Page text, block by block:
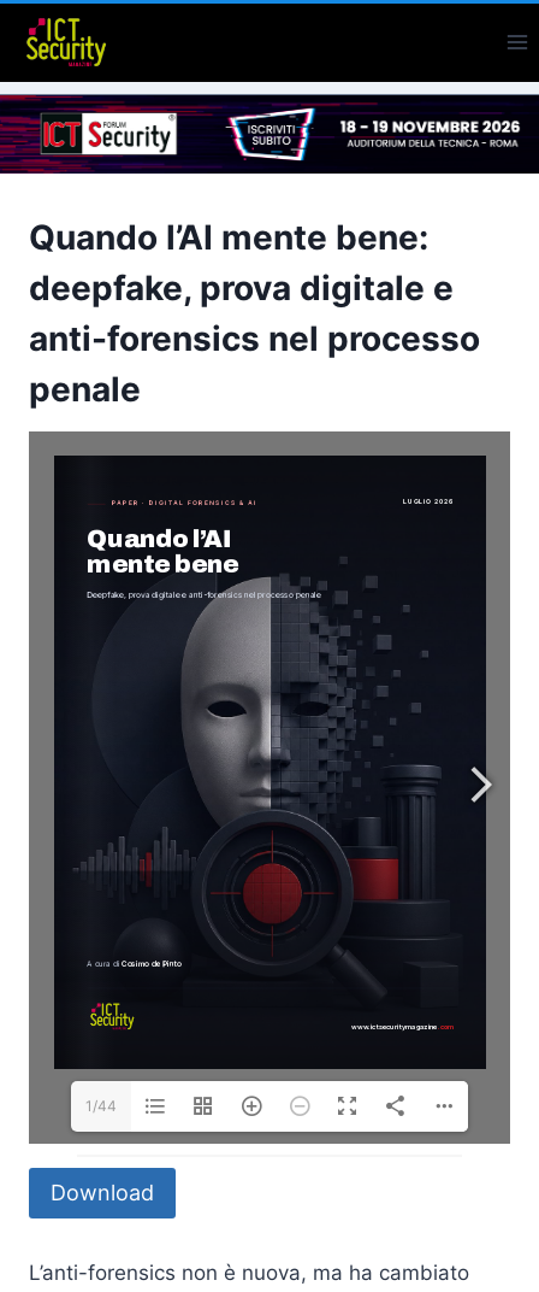
Salta
contenuto
Quando l’AI mente bene:
deepfake, prova digitale e
anti-forensics nel processo
penale
1/44
Download
L’anti-forensics non è nuova, ma ha cambiato